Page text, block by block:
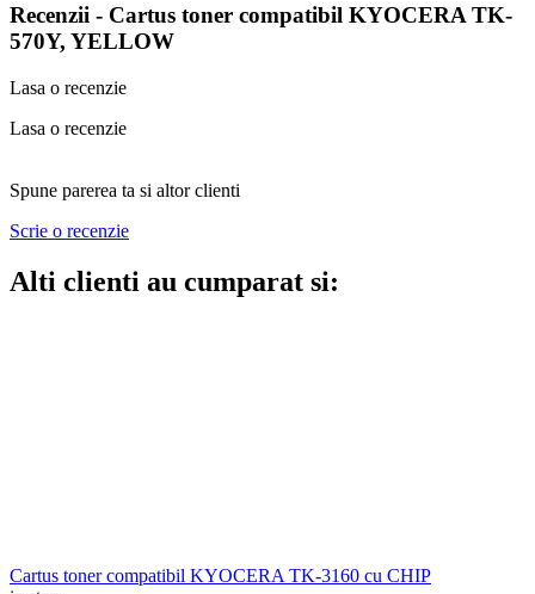
Recenzii - Cartus toner compatibil KYOCERA TK-
570Y, YELLOW
Lasa o recenzie
Lasa o recenzie
Spune parerea ta si altor clienti
Scrie o recenzie
Alti clienti au cumparat si:
Cartus toner compatibil KYOCERA TK-3160 cu CHIP